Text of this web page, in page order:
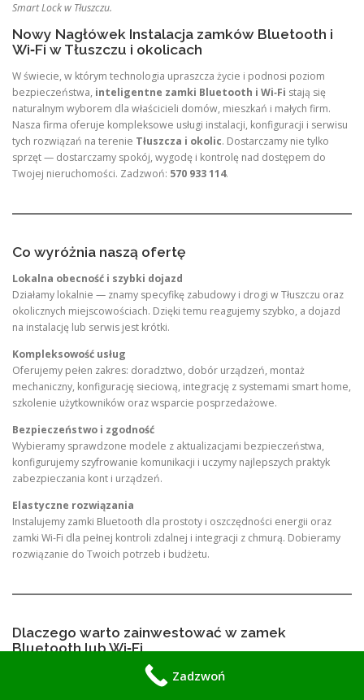
Smart Lock w Tłuszczu.
Nowy Nagłówek Instalacja zamków Bluetooth i
Wi‑Fi w Tłuszczu i okolicach
W świecie, w którym technologia upraszcza życie i podnosi poziom
bezpieczeństwa, inteligentne zamki Bluetooth i Wi‑Fi stają się
naturalnym wyborem dla właścicieli domów, mieszkań i małych firm.
Nasza firma oferuje kompleksowe usługi instalacji, konfiguracji i serwisu
tych rozwiązań na terenie Tłuszcza i okolic. Dostarczamy nie tylko
sprzęt — dostarczamy spokój, wygodę i kontrolę nad dostępem do
Twojej nieruchomości. Zadzwoń: 570 933 114.
Co wyróżnia naszą ofertę
Lokalna obecność i szybki dojazd
Działamy lokalnie — znamy specyfikę zabudowy i drogi w Tłuszczu oraz
okolicznych miejscowościach. Dzięki temu reagujemy szybko, a dojazd
na instalację lub serwis jest krótki.
Kompleksowość usług
Oferujemy pełen zakres: doradztwo, dobór urządzeń, montaż
mechaniczny, konfigurację sieciową, integrację z systemami smart home,
szkolenie użytkowników oraz wsparcie posprzedażowe.
Bezpieczeństwo i zgodność
Wybieramy sprawdzone modele z aktualizacjami bezpieczeństwa,
konfigurujemy szyfrowanie komunikacji i uczymy najlepszych praktyk
zabezpieczania kont i urządzeń.
Elastyczne rozwiązania
Instalujemy zamki Bluetooth dla prostoty i oszczędności energii oraz
zamki Wi‑Fi dla pełnej kontroli zdalnej i integracji z chmurą. Dobieramy
rozwiązanie do Twoich potrzeb i budżetu.
Dlaczego warto zainwestować w zamek
Bluetooth lub Wi‑Fi
Wygoda codziennego życia Zadzwoń